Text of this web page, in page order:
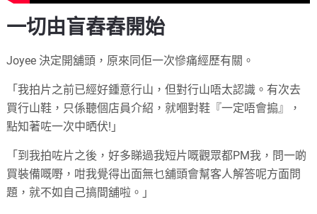
一切由盲舂舂開始
Joyee 決定開舖頭，原來同佢一次慘痛經歷有關。
「我拍片之前已經好鍾意行山，但對行山唔太認識。有次去
買行山鞋，只係聽個店員介紹，就嗰對鞋『一定唔會搧』，
點知著咗一次中晒伏!」
「到我拍咗片之後，好多睇過我短片嘅觀眾都PM我，問一啲
買裝備嘅嘢，咁我覺得出面無乜舖頭會幫客人解答呢方面問
題，就不如自己搞間舖啦。」